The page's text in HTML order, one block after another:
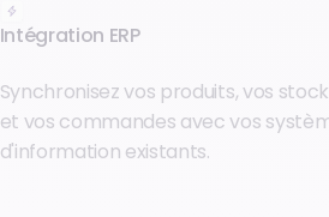
Intégration ERP
Synchronisez vos produits, vos
et vos commandes avec vos
d'information existants.